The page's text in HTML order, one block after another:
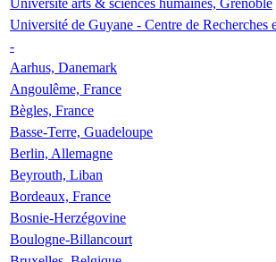
Université arts & sciences humaines, Grenoble
Université de Guyane - Centre de
-
Aarhus, Danemark
Angoulême, France
Bègles, France
Basse-Terre, Guadeloupe
Berlin, Allemagne
Beyrouth, Liban
Bordeaux, France
Bosnie-Herzégovine
Boulogne-Billancourt